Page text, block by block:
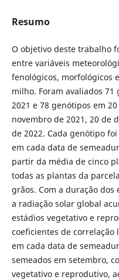
Resumo
O objetivo deste trabalho
entre variáveis
fenológicos, morfológicos
milho. Foram avaliados
2021 e 78 genótipos em
novembro de 2021, 20 de
de 2022. Cada genótipo
em cada data de
partir da média de cinco
todas as plantas da
grãos. Com a duração
a radiação solar global
estádios vegetativo e
coeficientes de correlação
em cada data de
semeados em setembro,
vegetativo e reprodutivo,